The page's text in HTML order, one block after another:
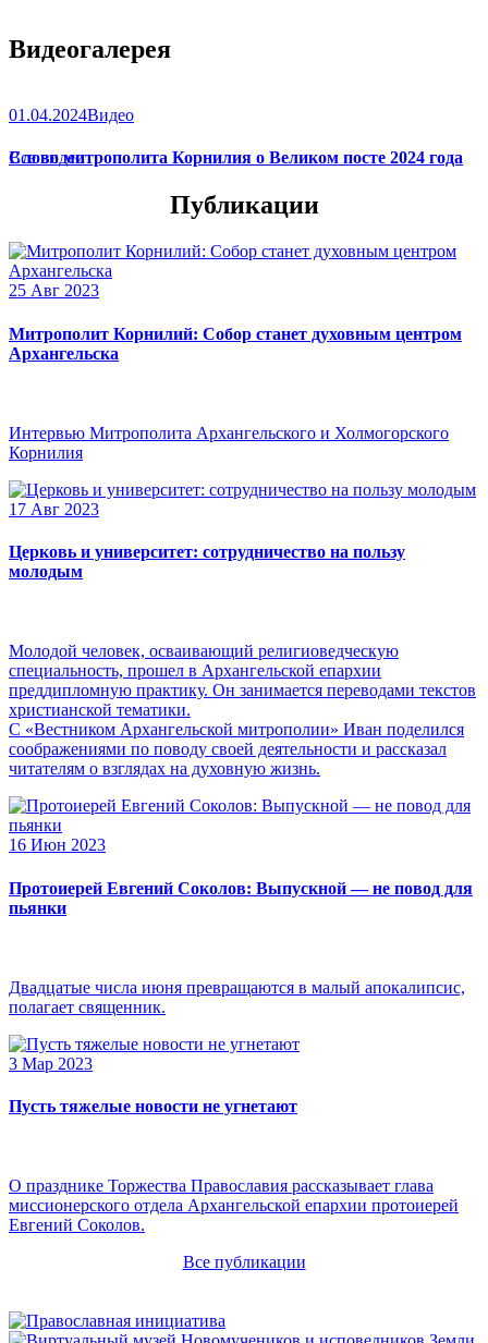
Видеогалерея
01.04.2024Видео
Слово митрополита Корнилия о Великом посте 2024 года
Все видео
Публикации
25 Авг 2023
Митрополит Корнилий: Собор станет духовным центром
Архангельска
Интервью Митрополита Архангельского и Холмогорского
Корнилия
17 Авг 2023
Церковь и университет: сотрудничество на пользу
молодым
Молодой человек, осваивающий религиоведческую
специальность, прошел в Архангельской епархии
преддипломную практику. Он занимается переводами текстов
христианской тематики.
С «Вестником Архангельской митрополии» Иван поделился
соображениями по поводу своей деятельности и рассказал
читателям о взглядах на духовную жизнь.
16 Июн 2023
Протоиерей Евгений Соколов: Выпускной — не повод для
пьянки
Двадцатые числа июня превращаются в малый апокалипсис,
полагает священник.
3 Мар 2023
Пусть тяжелые новости не угнетают
О празднике Торжества Православия рассказывает глава
миссионерского отдела Архангельской епархии протоиерей
Евгений Соколов.
Все публикации